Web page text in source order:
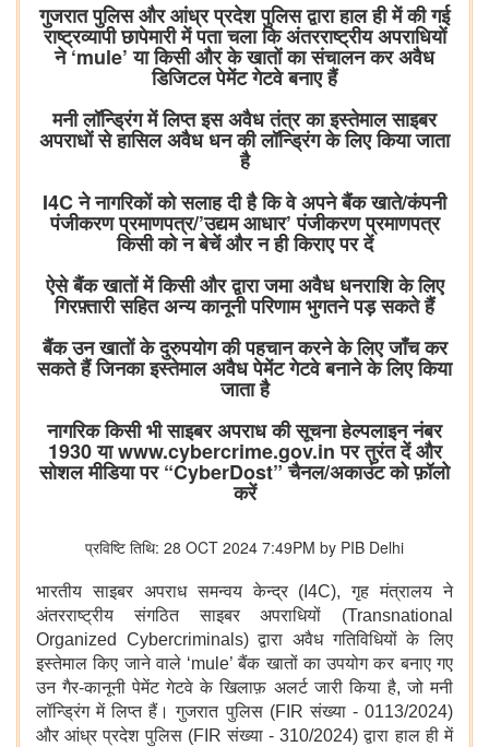
गुजरात पुलिस और आंध्र प्रदेश पुलिस द्वारा हाल ही में की गई
राष्ट्रव्यापी छापेमारी में पता चला कि अंतरराष्ट्रीय अपराधियों
ने ‘mule’ या किसी और के खातों का संचालन कर अवैध
डिजिटल पेमेंट गेटवे बनाए हैं
मनी लॉन्ड्रिंग में लिप्त इस अवैध तंत्र का इस्तेमाल साइबर
अपराधों से हासिल अवैध धन की लॉन्ड्रिंग के लिए किया जाता
है
I4C ने नागरिकों को सलाह दी है कि वे अपने बैंक खाते/कंपनी
पंजीकरण प्रमाणपत्र/’उद्यम आधार’ पंजीकरण प्रमाणपत्र
किसी को न बेचें और न ही किराए पर दें
ऐसे बैंक खातों में किसी और द्वारा जमा अवैध धनराशि के लिए
गिरफ़्तारी सहित अन्य कानूनी परिणाम भुगतने पड़ सकते हैं
बैंक उन खातों के दुरुपयोग की पहचान करने के लिए जाँच कर
सकते हैं जिनका इस्तेमाल अवैध पेमेंट गेटवे बनाने के लिए किया
जाता है
नागरिक किसी भी साइबर अपराध की सूचना हेल्पलाइन नंबर
1930 या www.cybercrime.gov.in पर तुरंत दें और
सोशल मीडिया पर “CyberDost” चैनल/अकाउंट को फ़ॉलो
करें
प्रविष्टि तिथि: 28 OCT 2024 7:49PM by PIB Delhi
भारतीय साइबर अपराध समन्वय केन्द्र (I4C), गृह मंत्रालय ने
अंतरराष्ट्रीय संगठित साइबर अपराधियों (Transnational
Organized Cybercriminals) द्वारा अवैध गतिविधियों के लिए
इस्तेमाल किए जाने वाले ‘mule’ बैंक खातों का उपयोग कर बनाए गए
उन गैर-कानूनी पेमेंट गेटवे के खिलाफ़ अलर्ट जारी किया है, जो मनी
लॉन्ड्रिंग में लिप्त हैं। गुजरात पुलिस (FIR संख्या - 0113/2024)
और आंध्र प्रदेश पुलिस (FIR संख्या - 310/2024) द्वारा हाल ही में